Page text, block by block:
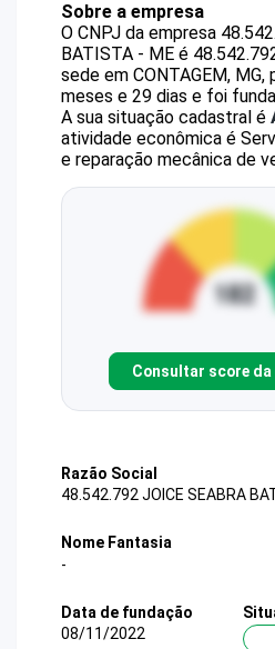
Sobre a empresa
O CNPJ da empresa
BATISTA - ME é
sede em CONTAGEM, MG,
meses e 29 dias e foi
A sua situação cadastral é
atividade econômica é
e reparação mecânica de
Consultar score da
Razão Social
48.542.792 JOICE SEABRA
Nome Fantasia
-
Data de fundação
08/11/2022